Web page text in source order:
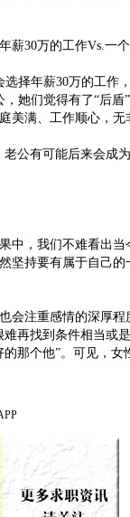
30万的工作Vs.一
年薪30万的工作
她们觉得有了“后
美满、工作顺心，无
有可能后来会成
，我们不难看出当
坚持要有属于自己
注重感情的深厚程
再找到条件相当或
那个他”。可见，